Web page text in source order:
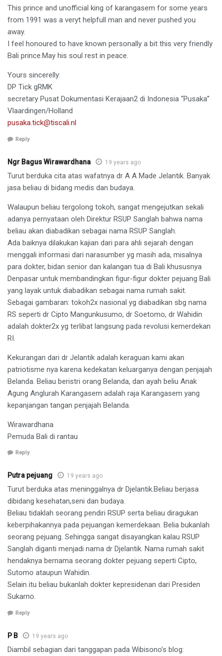
This prince and unofficial king of karangasem for some years
from 1991 was a veryt helpfull man and never pushed you
away.
I feel honoured to have known personally a bit this very friendly
Bali prince.May his soul rest in peace.
Yours sincerelly:
DP Tick gRMK
secretary Pusat Dokumentasi Kerajaan2 di Indonesia “Pusaka”
Vlaardingen/Holland
pusaka.tick@tiscali.nl
Reply
Ngr Bagus Wirawardhana 19 years ago
Turut berduka cita atas wafatnya dr A A Made Jelantik. Banyak
jasa beliau di bidang medis dan budaya.
Walaupun beliau tergolong tokoh, sangat mengejutkan sekali
adanya pernyataan oleh Direktur RSUP Sanglah bahwa nama
beliau akan diabadikan sebagai nama RSUP Sanglah.
Ada baiknya dilakukan kajian dari para ahli sejarah dengan
menggali informasi dari narasumber yg masih ada, misalnya
para dokter, bidan senior dan kalangan tua di Bali khususnya
Denpasar untuk membandingkan figur-figur dokter pejuang Bali
yang layak untuk diabadikan sebagai nama rumah sakit.
Sebagai gambaran: tokoh2x nasional yg diabadikan sbg nama
RS seperti dr Cipto Mangunkusumo, dr Soetomo, dr Wahidin
adalah dokter2x yg terlibat langsung pada revolusi kemerdekan
RI.
Kekurangan dari dr Jelantik adalah keraguan kami akan
patriotisme nya karena kedekatan keluarganya dengan penjajah
Belanda. Beliau beristri orang Belanda, dan ayah beliu Anak
Agung Anglurah Karangasem adalah raja Karangasem yang
kepanjangan tangan penjajah Belanda.
Wirawardhana
Pemuda Bali di rantau
Reply
Putra pejuang 19 years ago
Turut berduka atas meninggalnya dr Djelantik.Beliau berjasa
dibidang kesehatan,seni dan budaya.
Beliau tidaklah seorang pendiri RSUP serta beliau diragukan
keberpihakannya pada pejuangan kemerdekaan. Belia bukanlah
seorang pejuang. Sehingga sangat disayangkan kalau RSUP
Sanglah diganti menjadi nama dr Djelantik. Nama rumah sakit
hendaknya bernama seorang dokter pejuang seperti Cipto,
Sutomo ataupun Wahidin.
Selain itu beliau bukanlah dokter kepresidenan dari Presiden
Sukarno.
Reply
P B 19 years ago
Diambil sebagian dari tanggapan pada Wibisono’s blog: